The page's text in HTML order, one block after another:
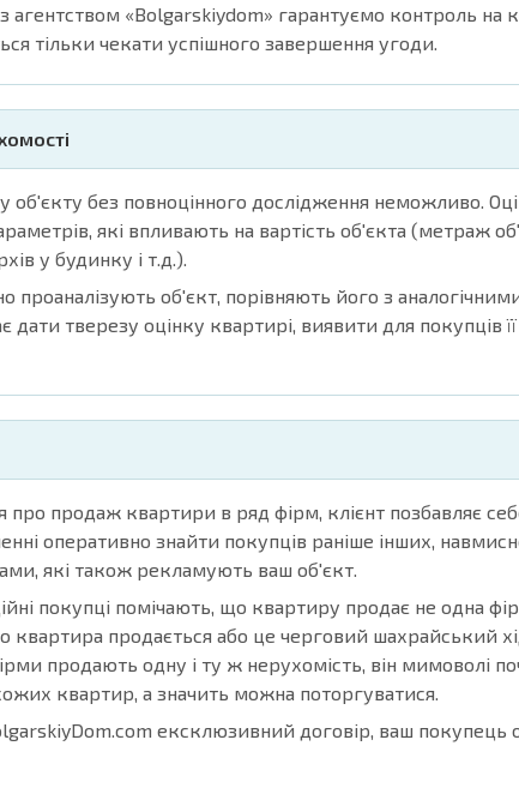
агентством «Bolgarskiydom» гарантуємо контроль на
тільки чекати успішного завершення угоди.
об'єкту без повноцінного дослідження неможливо.
які впливають на вартість об'єкта (метраж
у будинку і т.д.).
проаналізують об'єкт, порівняють його з
тверезу оцінку квартирі, виявити для покупців
про продаж квартири в ряд фірм, клієнт позбавляє
оперативно знайти покупців раніше інших,
які також рекламують ваш об'єкт.
покупці помічають, що квартиру продає не одна
квартира продається або це черговий шахрайський
продають одну і ту ж нерухомість, він мимоволі
квартир, а значить можна поторгуватися.
ексклюзивний договір, ваш покупець